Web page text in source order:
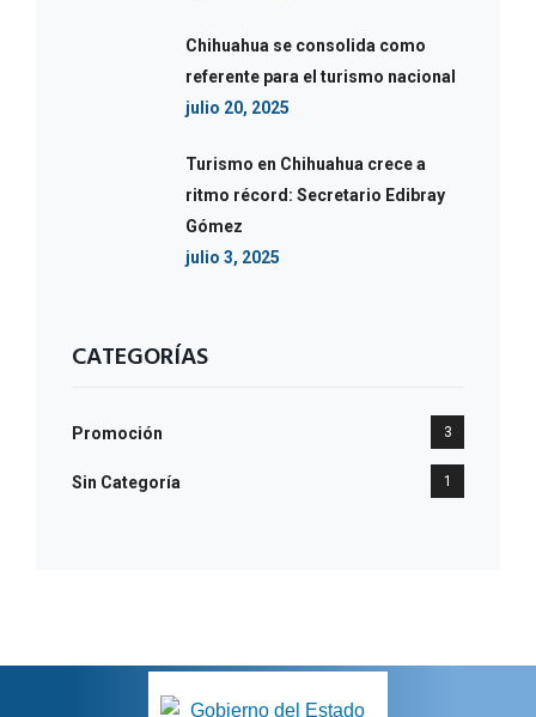
Chihuahua se consolida como
referente para el turismo nacional
julio 20, 2025
Turismo en Chihuahua crece a
ritmo récord: Secretario Edibray
Gómez
julio 3, 2025
CATEGORÍAS
Promoción 3
Sin Categoría 1